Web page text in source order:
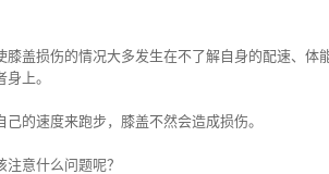
膝盖损伤的情况大多发生在不了解自身的配速、体
上。
的速度来跑步，膝盖不然会造成损伤。
意什么问题呢？